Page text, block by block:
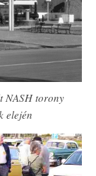
NASH torony
elején